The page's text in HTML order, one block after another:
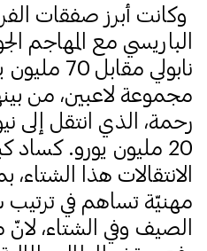
وكانت أبرز صفقات
الباريسي مع المهاجم
نابولي
مجموعة لاعبين، من
رحمة، الذي انتقل إلى
20 مليون يورو.
الانتقالات هذا
مهنيّة تساهم في ترتيب
الصيف وفي الشتاء،